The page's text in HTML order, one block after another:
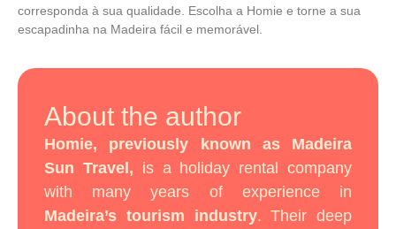
corresponda à sua qualidade. Escolha a Homie e torne a sua
escapadinha na Madeira fácil e memorável.
About the author
Homie, previously known as Madeira
Sun Travel, is a holiday rental company
with many years of experience in
Madeira’s tourism industry. Their deep